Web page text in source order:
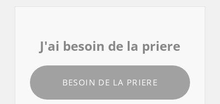
J'ai besoin de la priere
BESOIN DE LA PRIERE